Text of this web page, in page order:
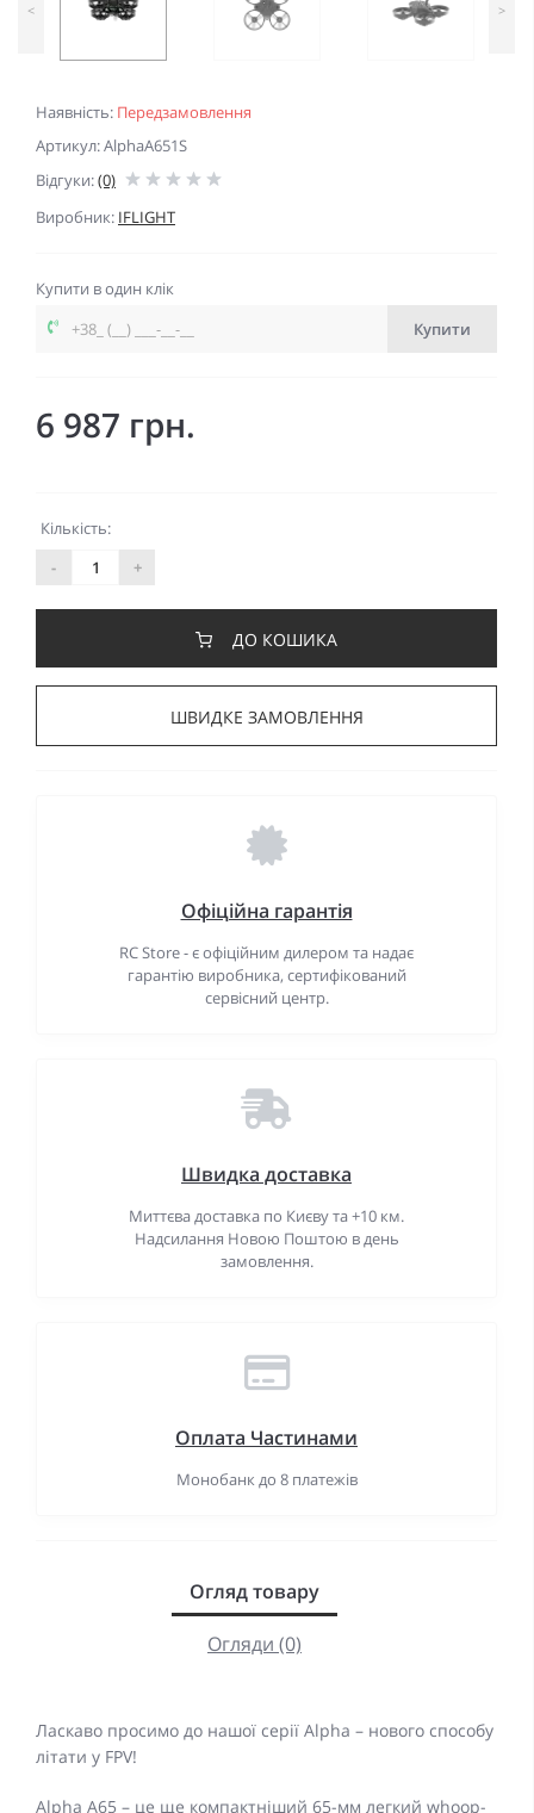
Наявність: Передзамовлення
Артикул: AlphaA651S
Відгуки:(0)
Виробник: IFLIGHT
< >
Купити в один клік
Купити
6 987 грн.
Кількість:
-
+
ДО КОШИКА
ШВИДКЕ ЗАМОВЛЕННЯ
Офіційна гарантія
RC Store - є офіційним дилером та надає
гарантію виробника, сертифікований
сервісний центр.
Швидка доставка
Миттєва доставка по Києву та +10 км.
Надсилання Новою Поштою в день
замовлення.
Оплата Частинами
Монобанк до 8 платежів
Огляд товару
Огляди (0)
Ласкаво просимо до нашої серії Alpha – нового способу
літати у FPV!
Alpha A65 – це ще компактніший 65-мм легкий whoop-